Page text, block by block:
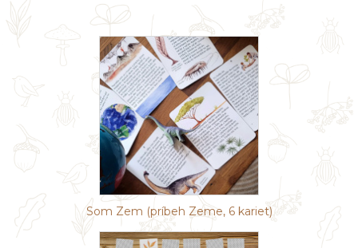
Som Zem (príbeh Zeme, 6 kariet)